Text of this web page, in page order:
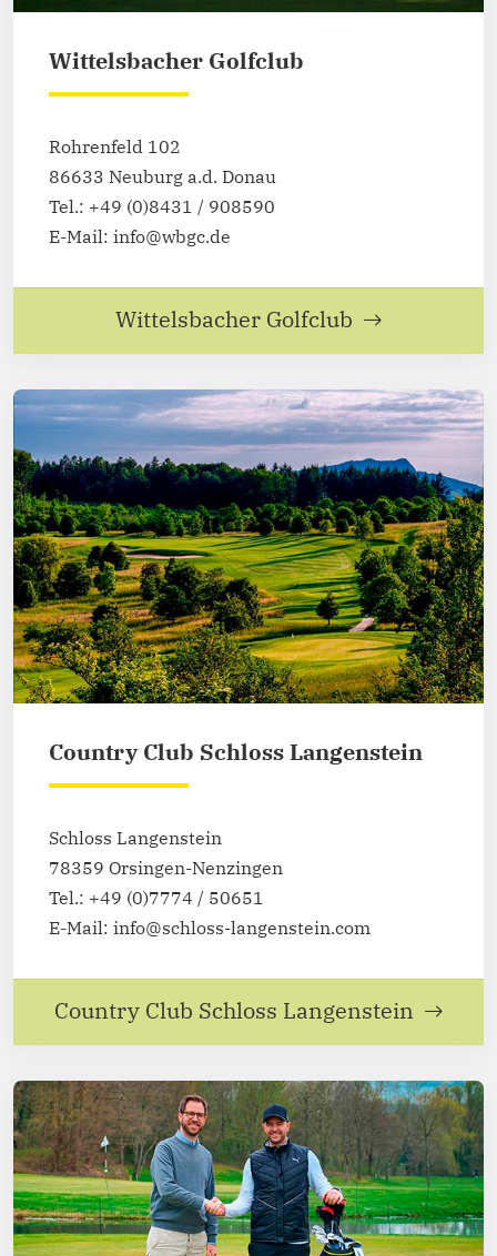
Wittelsbacher Golfclub
Rohrenfeld 102
86633 Neuburg a.d. Donau
Tel.: +49 (0)8431 / 908590
E-Mail: info@wbgc.de
Wittelsbacher Golfclub
Country Club Schloss Langenstein
Schloss Langenstein
78359 Orsingen-Nenzingen
Tel.: +49 (0)7774 / 50651
E-Mail: info@schloss-langenstein.com
Country Club Schloss Langenstein